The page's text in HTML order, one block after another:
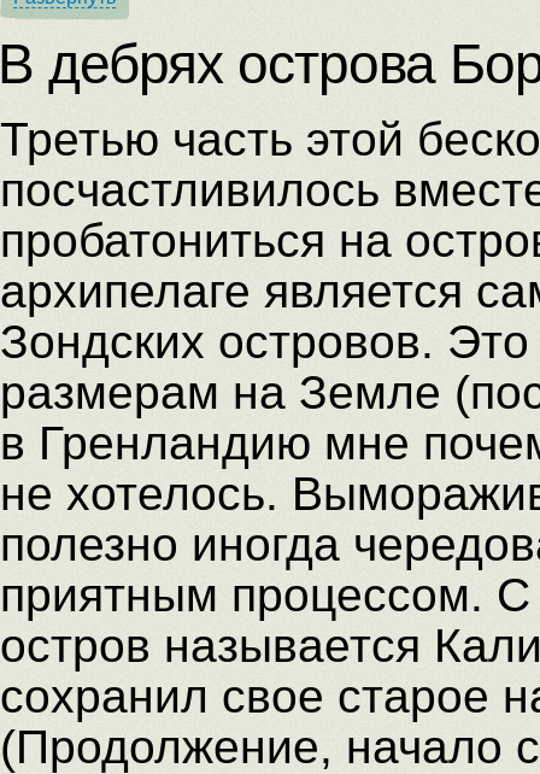
дебрях острова
Третью часть этой
посчастливилось
пробатониться на
архипелаге является
Зондских островов.
размерам на Земле
в Гренландию мне
не хотелось.
полезно иногда
приятным процессом.
остров называется
сохранил свое старое
(Продолжение, начало